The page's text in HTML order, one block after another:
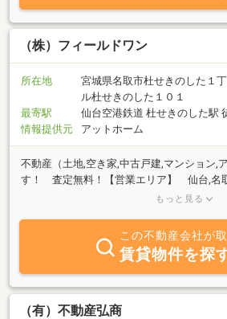
（株）フィールドワン
所在地
宮城県名取市杜せきのした１
ル杜せきのした１０１
最寄駅
仙台空港鉄道 杜せきのした駅
情報提供元
アットホーム
不動産（土地,空き家,中古戸建,マンション,
す！ 査定無料！【営業エリア】 仙台,名
して、宮城県内全域【主な事業内容】 不
ミ処分なども対応可能です。
★ ★ ★ ★ ★ ★ ★ ★ ★ ★『ご相談
くだけ・見るだけ』もちろん無料です(^^ゞ
が、お顔の見えるお話ができたらと思いま
い。
もっと見る
この不動産会社が
賃貸物件を探
（有）不動産弘商